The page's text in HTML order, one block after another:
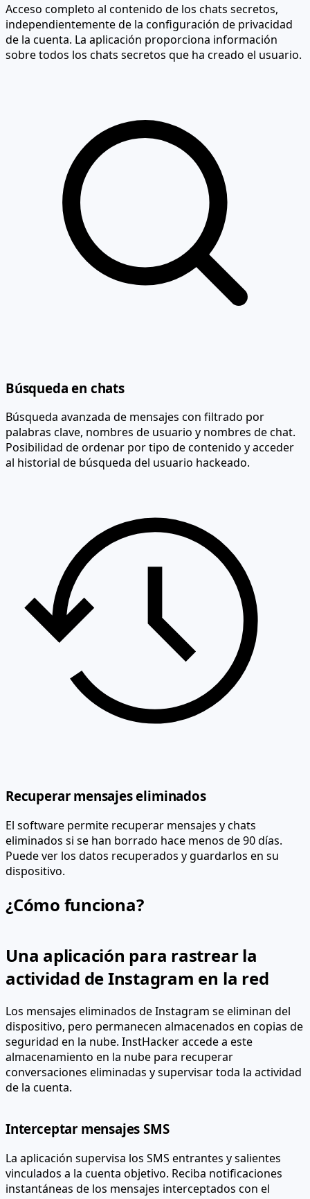
Acceso completo al contenido de los chats secretos,
independientemente de la configuración de privacidad
de la cuenta. La aplicación proporciona información
sobre todos los chats secretos que ha creado el usuario.
Búsqueda en chats
Búsqueda avanzada de mensajes con filtrado por
palabras clave, nombres de usuario y nombres de chat.
Posibilidad de ordenar por tipo de contenido y acceder
al historial de búsqueda del usuario hackeado.
Recuperar mensajes eliminados
El software permite recuperar mensajes y chats
eliminados si se han borrado hace menos de 90 días.
Puede ver los datos recuperados y guardarlos en su
dispositivo.
¿Cómo funciona?
Una aplicación para rastrear la
actividad de Instagram en la red
Los mensajes eliminados de Instagram se eliminan del
dispositivo, pero permanecen almacenados en copias de
seguridad en la nube. InstHacker accede a este
almacenamiento en la nube para recuperar
conversaciones eliminadas y supervisar toda la actividad
de la cuenta.
Interceptar mensajes SMS
La aplicación supervisa los SMS entrantes y salientes
vinculados a la cuenta objetivo. Reciba notificaciones
instantáneas de los mensajes interceptados con el